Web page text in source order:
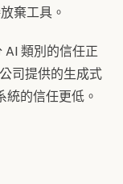
棄工具。
類別的信任正
司提供的生成式
的信任更低。